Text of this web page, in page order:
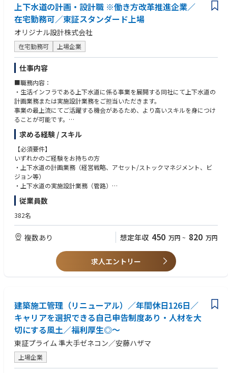
【ポイント】
〇仕入れから販売まで一気通貫で経験できる
物件の仕入れからバリューアップ、再販までのすべてのフェーズに関わり
ます。
そのため、不動産に関する幅広い知識が身につきます。
〇物件種別を問わず様々な物件に触れる事ができる。
戸建、土地、区分、収益、非住宅などAlbaLinkが取り扱う物件に制限はご
ざいません。
〇キャリアアップ機会
事業拡大に伴い、支店展開を進めています。
支店長、ブロック長などマネジメントにチャレンジできる機会も成果次第
でございます。
〇反響営業が基本
リスティング広告、自社メディア運用に力を入れており、その他TVCM、
オフライン広告なども取り組みつつ安定した集客を実現しています。
そのため、顧客との交渉に割く時間を多く取って頂く事が可能です。
とはいえ、これから地域の業者とのコネクションを形成していくことが取
り扱える件数が増えることが正しく、アウトバウンド営業が利益向上に適
った戦略として支店が判断すると両軸で運用していくことが増えていきま
す。
【入社後の研修】
入社後はOJT研修がメインです。
まずは先輩や上司の商談に同席し、提案方法や業務の流れを覚えていきま
しょう。
仕入れからスタートし、徐々に担当領域を広げていただきます。
約1ヶ月～3ヶ月程度でひとり立ちするイメージです。
・先輩社員の電話内容を聞いてそれをアウトプットするロープレを行いま
・契約書などの作成等を細かくチェックしてもらい、ミスをなくすように
指導を受けられます。
上下水道の計画・設計職 ※働き方改革推進企業／
在宅勤務可／東証スタンダード上場
オリジナル設計株式会社
在宅勤務可 上場企業
仕事内容
■職務内容：
・生活インフラである上下水道に係る事業を展開する同社にて上下水道の
計画業務または実施設計業務をご担当いただきます。
事業の最上流にてご活躍する機会があるため、より高いスキルを身につけ
ることが可能です。
・具体的には、経営戦略、アセット/ストックマネジメント、認可設計、
広域化、官民連携、再構築、耐震化等
・入社後はいままでのご経験を鑑みた上で業務をお任せしますので安心し
て就業することが可能です。
・屋内での勤務が基本ですが、1つの案件につき現場調査や打合せ等が5回
程発生します。（1つの案件は概ね半年～1年弱の期間）
同社は業界の中でもトップクラスの働きやすさを誇っています。
平均残業時間は20時間程度、オフィスはwifi環境が整備されたフリーアド
レス、時差出勤制度、ノー残業デー（毎週水曜日）、有給休暇取得奨励日
の設定による連休取得奨励、時間単位有給休暇付与制度、在宅勤務制度な
ど、生産性を高めながらプライベートも大切にするための環境が整ってお
＜在宅勤務・リモートワーク＞
求める経験 / スキル
【必須要件】
いずれかのご経験をお持ちの方
・上下水道の計画業務（経営戦略、アセット/ストックマネジメント、ビ
ジョン等）
・上下水道の実施設計業務（管路）
・上下水道以外の土木設計業務（道路、河川等）
【歓迎条件】
技士（一級）
従業員数
382名
複数あり 想定年収 450 万円 ~ 820 万円
求人エントリー
建築施工管理（リニューアル）／年間休日126日／
キャリアを選択できる自己申告制度あり・人材を大
切にする風土／福利厚生◎～
東証プライム 準大手ゼネコン／安藤ハザマ
上場企業